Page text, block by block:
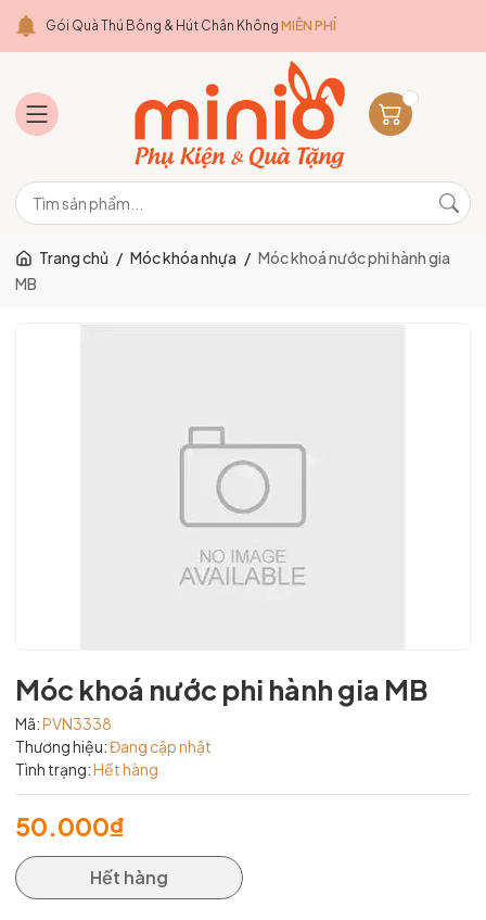
Gói Quà Thú Bông & Hút Chân Không MIỄN PHÍ
Trang chủ / Móc khóa nhựa / Móc khoá nước phi hành gia
MB
Móc khoá nước phi hành gia MB
Mã:PVN3338
Thương hiệu:Đang cập nhật
Tình trạng:Hết hàng
50.000₫
Hết hàng